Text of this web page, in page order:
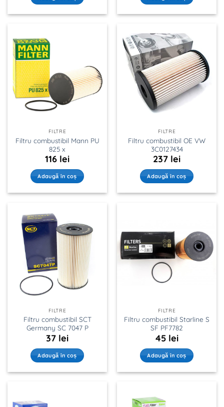
FILTRE
Filtru combustibil Mann PU
825 x
116 lei
Adaugă în coș
FILTRE
Filtru combustibil OE VW
3C0127434
237 lei
Adaugă în coș
FILTRE
Filtru combustibil SCT
Germany SC 7047 P
37 lei
Adaugă în coș
FILTRE
Filtru combustibil Starline S
SF PF7782
45 lei
Adaugă în coș